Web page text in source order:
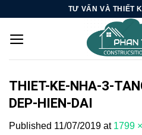
content
TƯ VẤN VÀ THIẾT
THIET-KE-NHA-3-
DEP-HIEN-DAI
Published 11/07/2019 at 1799